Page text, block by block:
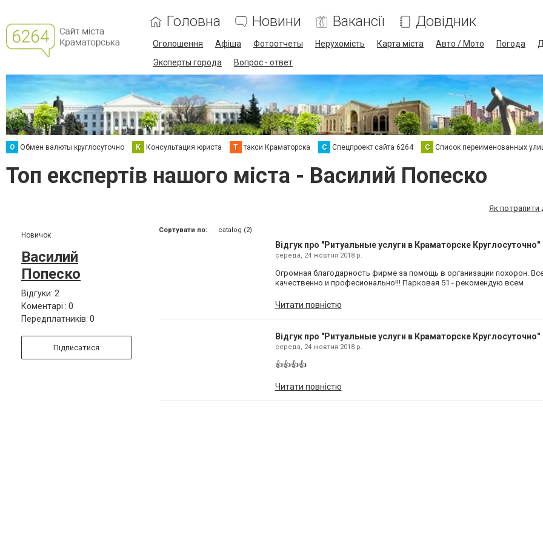
Головна Новини Вакансії Довідник
Оголошення Афіша Фотоотчеты Нерухомість Карта міста Авто / Мото Погода
Эксперты города
Вопрос - ответ
О Обмен валюты круглосуточно К Консультация юриста Т такси Краматорска С Спецпроект сайта 6264 С Список переименованных
Топ експертів нашого міста - Василий Попеско
Як потрапити
Новичок
Василий
Попеско
Відгуки: 2
Коментарі : 0
Передплатників: 0
Підписатися
Сортувати по: catalog (2)
Відгук про "Ритуальные услуги в Краматорске Круглосуточно"
середа, 24 жовтня 2018 р.
Огромная благодарность фирме за помощь в организации похорон.
качественно и професионально!!! Парковая 51 - рекомендую всем
Читати повністю
Відгук про "Ритуальные услуги в Краматорске Круглосуточно"
середа, 24 жовтня 2018 р.
👍👍👍👍
Читати повністю